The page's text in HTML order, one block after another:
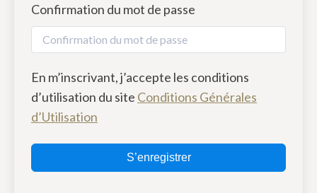
Confirmation du mot de passe
En m’inscrivant, j’accepte les conditions
d’utilisation du site Conditions Générales
d’Utilisation
S’enregistrer